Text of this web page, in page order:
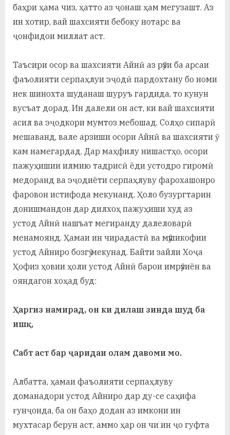
баҳри ҳама чиз, ҳатто аз ҷонаш ҳам мегузашт. Аз
ин хотир, вай шахсияти бебоку нотарс ва
ҷонфидои миллат аст.
Таъсири осор ва шахсияти Айнӣ аз рӯзи ба арсаи
фаъолияти серпаҳлуи эҷодӣ пардохтану бо номи
нек шинохта шуданаш шуруъ гардида, то кунун
вусъат дорад. Ин далели он аст, ки вай шахсияти
асил ва эҷодкори мумтоз мебошад. Солҳо сипарӣ
мешаванд, вале арзиши осори Айнӣ ва шахсияти ӯ
кам намегардад. Дар маҳфилу нишастҳо, осори
пажуҳишии илмию тадрисӣ ёди устодро гиромӣ
медоранд ва эҷодиёти серпаҳлуву фарохашонро
фаровон истифода мекунанд. Ҳоло бузургтарин
донишмандон дар дилхоҳ пажуҳиши худ аз
устод Айнӣ нашъат мегиранду далеловарӣ
менамоянд. Ҳамаи ин чирадастӣ ва мӯшикофии
устод Айниро бозгӯ мекунад. Байти зайли Хоҷа
Ҳофиз ҳовии ҳоли устод Айнӣ барои имрӯзиён ва
ояндагон хоҳад буд:
Ҳаргиз намирад, он ки дилаш зинда шуд ба
ишқ,
Сабт аст бар ҷаридаи олам давоми мо.
Албатта, ҳамаи фаъолияти серпаҳлуву
доманадори устод Айниро дар ду-се саҳифа
ғунҷонда, ба он баҳо додан аз имкони ин
мухтасар берун аст, аммо ҳар он чи ин ҷо гуфта